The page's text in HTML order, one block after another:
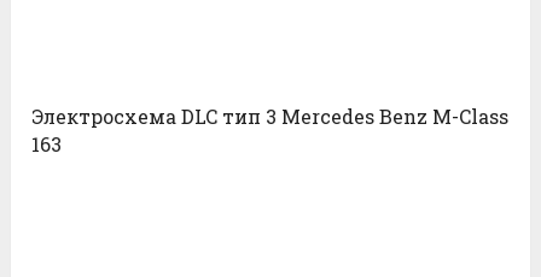
Электросхема DLC тип 3 Mercedes Benz M-Class
163